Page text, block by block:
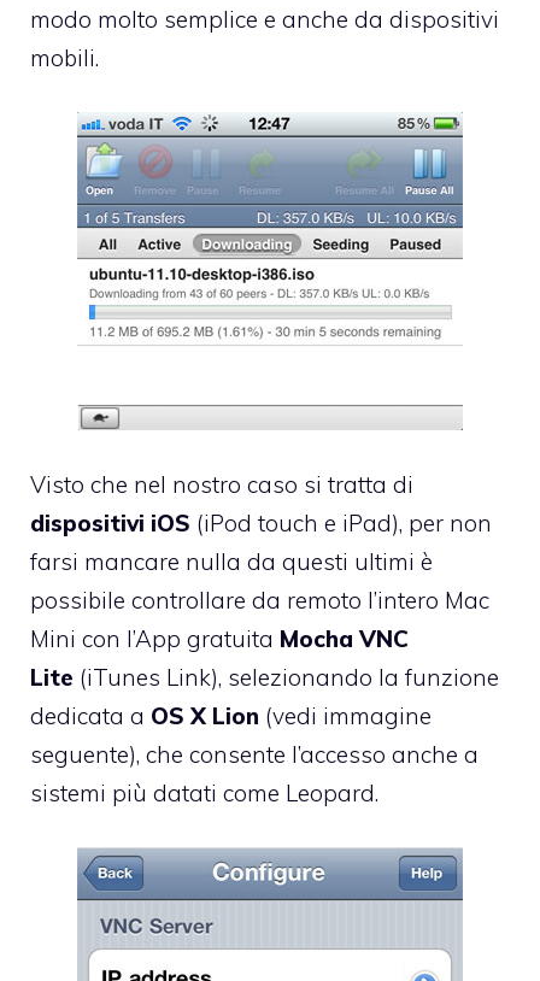
modo molto semplice e anche da dispositivi
mobili.
Visto che nel nostro caso si tratta di
dispositivi iOS (iPod touch e iPad), per non
farsi mancare nulla da questi ultimi è
possibile controllare da remoto l’intero Mac
Mini con l’App gratuita Mocha VNC
Lite (iTunes Link), selezionando la funzione
dedicata a OS X Lion (vedi immagine
seguente), che consente l’accesso anche a
sistemi più datati come Leopard.